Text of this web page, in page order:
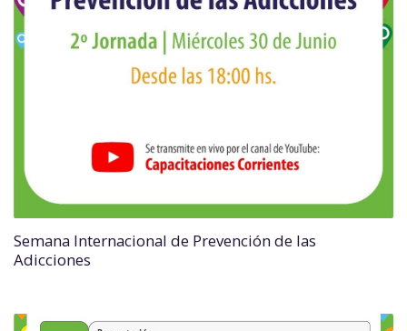
Semana Internacional de Prevención de las
Adicciones